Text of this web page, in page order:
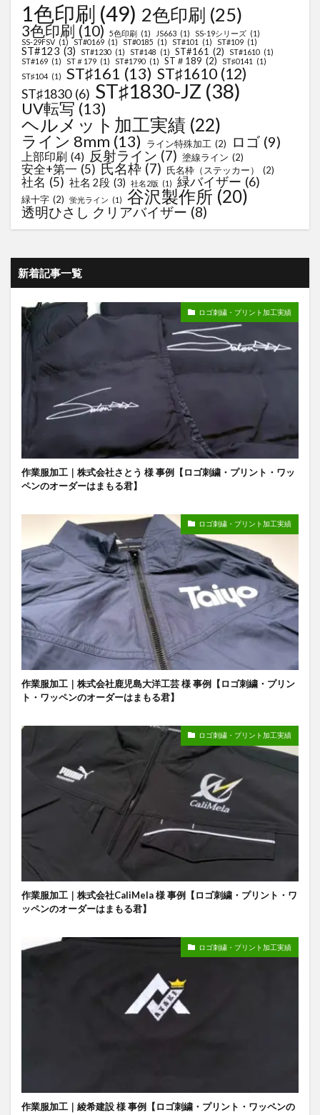
1色印刷 (49) 2色印刷 (25)
3色印刷 (10) 5色印刷 (1) JS663 (1) SS-19シリーズ (1)
SS-29FSV (1) ST#0169 (1) ST#0185 (1) ST#101 (1) ST#109 (1)
ST#123 (3) ST#1230 (1) ST#148 (1) ST#161 (2) ST#1610 (1)
ST#169 (1) ST＃179 (1) ST#1790 (1) ST＃189 (2) ST♯0141
(1)
ST♯104 (1) ST♯161 (13) ST♯1610 (12)
ST♯1830 (6) ST♯1830-JZ (38)
UV転写 (13)
ヘルメット加工実績 (22)
ライン 8mm (13) ライン特殊加工 (2) ロゴ (9)
上部印刷 (4) 反射ライン (7) 塗線ライン (2)
安全+第一 (5) 氏名枠 (7) 氏名枠（ステッカー） (2)
社名 (5) 社名 2段 (3) 社名2版 (1) 緑バイザー (6)
緑十字 (2) 蛍光ライン (1) 谷沢製作所 (20)
透明ひさし クリアバイザー (8)
新着記事一覧
ロゴ刺繍・プリント加工実績
作業服加工｜株式会社さとう 様 事例【ロゴ刺繍・プリント・ワッ
ペンのオーダーはまもる君】
ロゴ刺繍・プリント加工実績
作業服加工｜株式会社鹿児島大洋工芸 様 事例【ロゴ刺繍・プリン
ト・ワッペンのオーダーはまもる君】
ロゴ刺繍・プリント加工実績
作業服加工｜株式会社CaliMela 様 事例【ロゴ刺繍・プリント・ワ
ッペンのオーダーはまもる君】
ロゴ刺繍・プリント加工実績
作業服加工｜綾希建設 様 事例【ロゴ刺繍・プリント・ワッペンの